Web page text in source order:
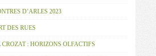
D’ARLES 2023
DES RUES
: HORIZONS OLFACTIFS